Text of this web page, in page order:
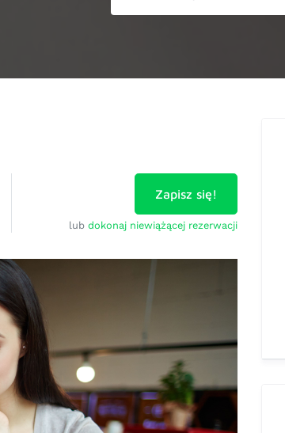
Zapisz się!
lub dokonaj niewiążącej rezerwacji